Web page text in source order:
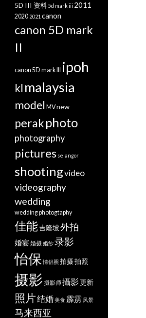
5D III 资料5d mark iii 2011
2020 2021 canon
canon 5D mark
II
canon 5D mark III ipoh
kl malaysia
model MVnew
perakphoto
photography
pictures selangor
shootingvideo
videography
wedding
wedding photogtaphy
佳能吉隆坡外拍
婚宴婚摄婚纱录影
怡保 情侣照 拍摄拍照
摄影 摄影师攝影更新
照片结婚美食 霹雳 风景
马来西亚